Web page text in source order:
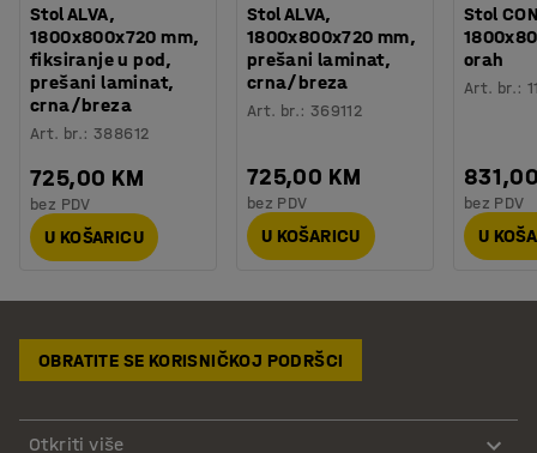
Stol ALVA,
1800x800x720 mm,
fiksiranje u pod,
prešani laminat,
crna/breza
Art. br.:388612
725,00 KM
bez PDV
U KOŠARICU
Stol ALVA,
1800x800x720 mm,
prešani laminat,
crna/breza
Art. br.: 369112
725,00 KM
bez PDV
U KOŠARICU
Stol
orah
Art. br.:
bez PDV
U
OBRATITE SE KORISNIČKOJ PODRŠCI
Otkriti više